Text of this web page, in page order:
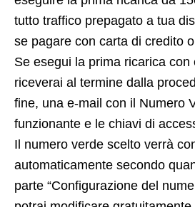
tutto traffico prepagato a tua
se pagare con carta di credito
Se esegui la prima ricarica con
riceverai al termine dalla
fine, una e-mail con il Numero
funzionante e le chiavi di
Il numero verde scelto verrà
automaticamente secondo
parte “Configurazione del